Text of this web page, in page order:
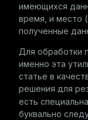
имеющихся
время, и место
полученные
Для обработки
именно эта
статье в
решения для
есть
буквально